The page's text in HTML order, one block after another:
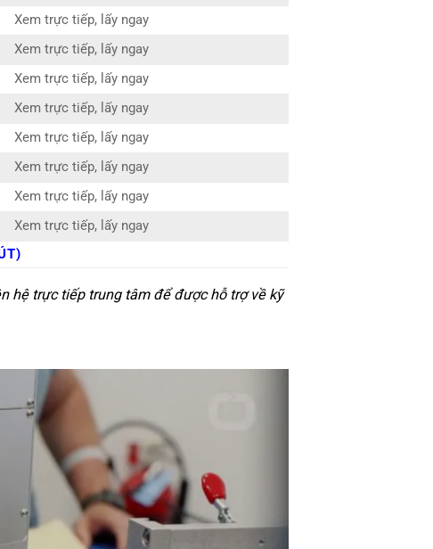
Xem trực tiếp, lấy ngay
Xem trực tiếp, lấy ngay
Xem trực tiếp, lấy ngay
Xem trực tiếp, lấy ngay
Xem trực tiếp, lấy ngay
Xem trực tiếp, lấy ngay
Xem trực tiếp, lấy ngay
Xem trực tiếp, lấy ngay
hệ trực tiếp trung tâm để được hỗ trợ về kỹ